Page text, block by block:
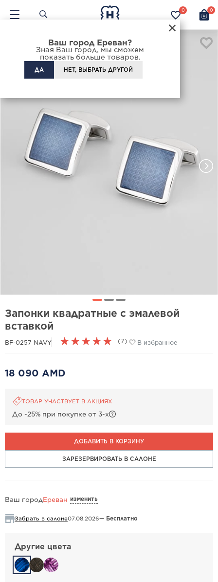
×
Ваш город Ереван?
Зная Ваш город, мы сможем
показать больше товаров.
ДА НЕТ, ВЫБРАТЬ ДРУГОЙ
0 0
Запонки квадратные с эмалевой
вставкой
BF-0257 NAVY ★★★★★ (7) В избранное
18 090 AMD
ТОВАР УЧАСТВУЕТ В АКЦИЯХ
До -25% при покупке от 3-х
ДОБАВИТЬ В КОРЗИНУ
ЗАРЕЗЕРВИРОВАТЬ В САЛОНЕ
Ваш городЕреван изменить
Забрать в салоне07.08.2026— Бесплатно
Другие цвета